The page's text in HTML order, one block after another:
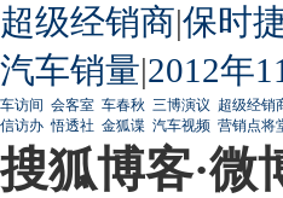
超级经销商|保时
汽车销量|2012年
车访间 会客室 车春秋 三博演议 超级经销
信访办 悟透社 金狐谍 汽车视频 营销点将
搜狐博客·微